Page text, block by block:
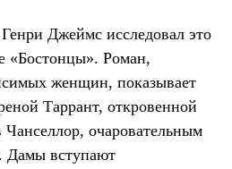
Джеймс исследовал это
«Бостонцы». Роман,
женщин, показывает
Таррант, откровенной
очаровательным
Дамы вступают